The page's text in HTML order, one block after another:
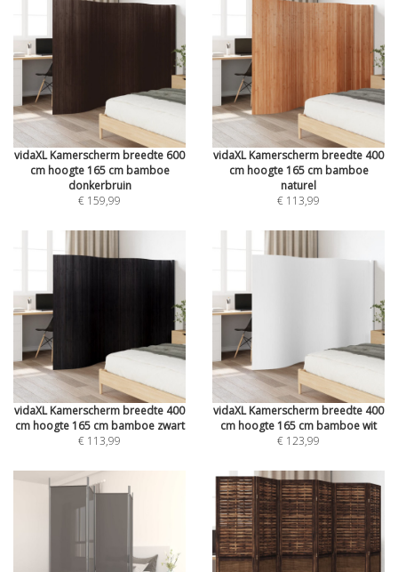
vidaXL Kamerscherm breedte 600
cm hoogte 165 cm bamboe
donkerbruin
€ 159,99
vidaXL Kamerscherm breedte 400
cm hoogte 165 cm bamboe
naturel
€ 113,99
vidaXL Kamerscherm breedte 400
cm hoogte 165 cm bamboe zwart
€ 113,99
vidaXL Kamerscherm breedte 400
cm hoogte 165 cm bamboe wit
€ 123,99